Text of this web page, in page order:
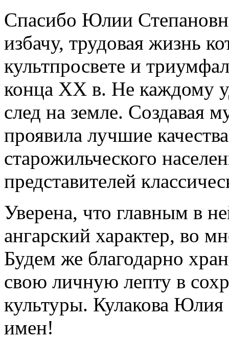
Спасибо Юлии
избачу, трудовая жизнь
культпросвете и
конца XX в. Не каждому
след на земле. Создавая
проявила лучшие
старожильческого
представителей
Уверена, что главным в
ангарский характер, во
Будем же благодарно
свою личную лепту в
культуры. Кулакова
имен!